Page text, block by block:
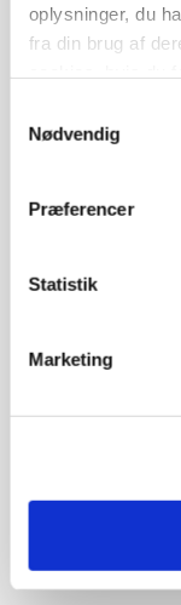
oplysninger, du
fra din brug af
Nødvendig
Præferencer
Statistik
Marketing
GRISE
budgettjek
Valtra-fabrik